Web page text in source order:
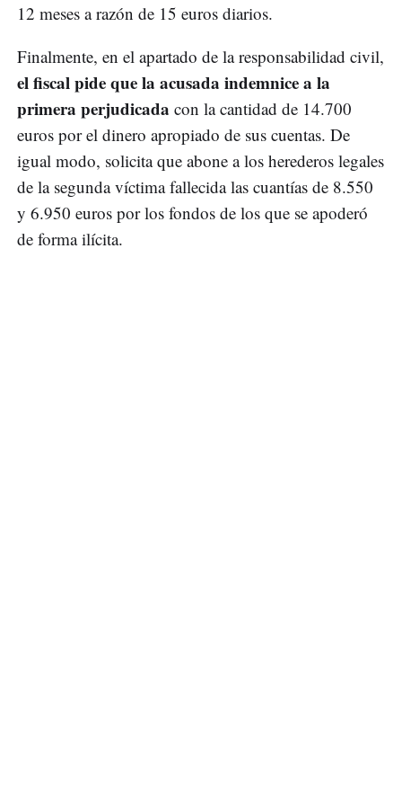
12 meses a razón de 15 euros diarios.
Finalmente, en el apartado de la responsabilidad civil,
el fiscal pide que la acusada indemnice a la
primera perjudicada con la cantidad de 14.700
euros por el dinero apropiado de sus cuentas. De
igual modo, solicita que abone a los herederos legales
de la segunda víctima fallecida las cuantías de 8.550
y 6.950 euros por los fondos de los que se apoderó
de forma ilícita.